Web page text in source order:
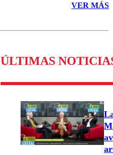
VER MÁS
ÚLTIMAS